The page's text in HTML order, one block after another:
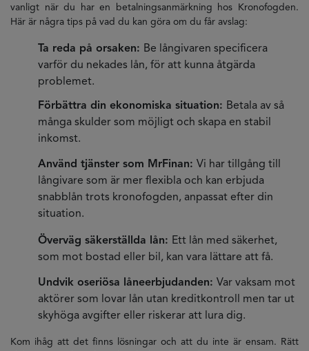
vanligt när du har en betalningsanmärkning hos Kronofogden.
Här är några tips på vad du kan göra om du får avslag:
Ta reda på orsaken: Be långivaren specificera
varför du nekades lån, för att kunna åtgärda
problemet.
Förbättra din ekonomiska situation: Betala av så
många skulder som möjligt och skapa en stabil
inkomst.
Använd tjänster som MrFinan: Vi har tillgång till
långivare som är mer flexibla och kan erbjuda
snabblån trots kronofogden, anpassat efter din
situation.
Överväg säkerställda lån: Ett lån med säkerhet,
som mot bostad eller bil, kan vara lättare att få.
Undvik oseriösa låneerbjudanden: Var vaksam mot
aktörer som lovar lån utan kreditkontroll men tar ut
skyhöga avgifter eller riskerar att lura dig.
Kom ihåg att det finns lösningar och att du inte är ensam. Rätt